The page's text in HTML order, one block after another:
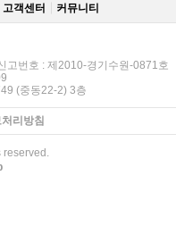
고객센터 커뮤니티
고번호 : 제2010-경기수원-0871호
(중동22-2) 3층
리방침